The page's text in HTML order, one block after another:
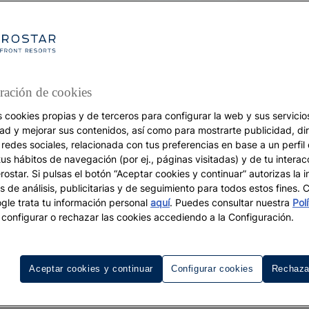
VACACIONES
Turismo de lujo
lujo de las
de la
caribeño ofrece curiosidades únicas y agradables para el
de cookies
cookies propias y de terceros para configurar la web y sus
y mejorar sus contenidos, así como para mostrarte publicidad,
sociales, relacionada con tus preferencias en base a un perfil
hábitos de navegación (por ej., páginas visitadas) y de tu
Si pulsas el botón “Aceptar cookies y continuar” autorizas la
de análisis, publicitarias y de seguimiento para todos estos fines.
trata tu información personal aquí. Puedes consultar nuestra
o rechazar las cookies accediendo a la Configuración.
Configurar cookies
Aceptar cookies y continuar